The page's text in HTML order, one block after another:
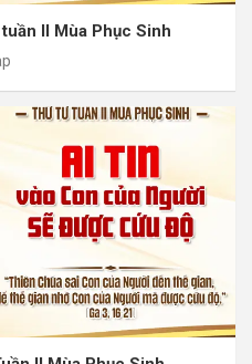
II Mùa Phục Sinh